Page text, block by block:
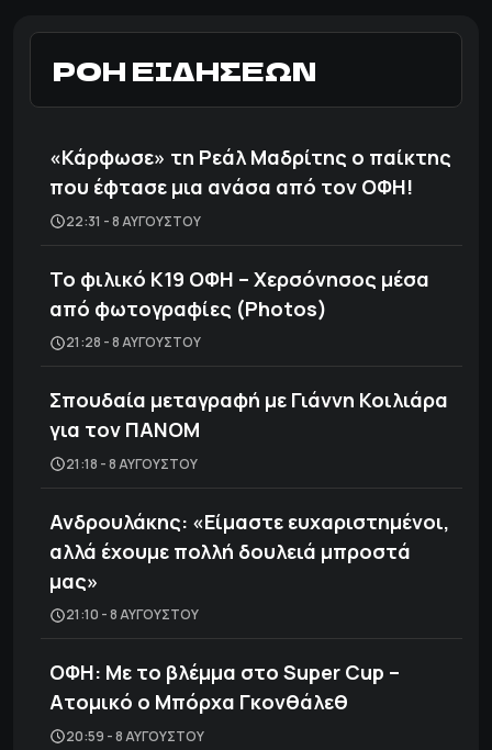
ΡΟΗ ΕΙΔΗΣΕΩΝ
«Κάρφωσε» τη Ρεάλ Μαδρίτης ο παίκτης
που έφτασε μια ανάσα από τον ΟΦΗ!
22:31 - 8 ΑΥΓΟΎΣΤΟΥ
Το φιλικό Κ19 ΟΦΗ – Χερσόνησος μέσα
από φωτογραφίες (Photos)
21:28 - 8 ΑΥΓΟΎΣΤΟΥ
Σπουδαία μεταγραφή με Γιάννη Κοιλιάρα
για τον ΠΑΝΟΜ
21:18 - 8 ΑΥΓΟΎΣΤΟΥ
Ανδρουλάκης: «Είμαστε ευχαριστημένοι,
αλλά έχουμε πολλή δουλειά μπροστά
μας»
21:10 - 8 ΑΥΓΟΎΣΤΟΥ
ΟΦΗ: Με το βλέμμα στο Super Cup –
Ατομικό ο Μπόρχα Γκονθάλεθ
20:59 - 8 ΑΥΓΟΎΣΤΟΥ